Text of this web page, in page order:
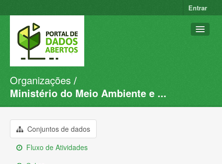
Entrar
Conjuntos de dados
Organizações
Sobre
Organizações
Ministério do Meio Ambiente e ...
Conjuntos de dados
Fluxo de Atividades